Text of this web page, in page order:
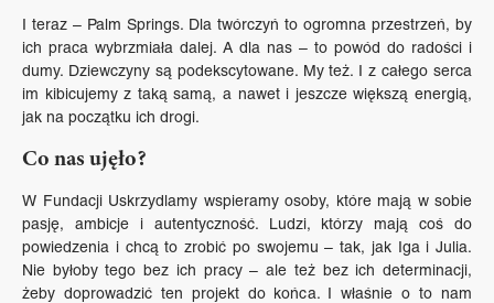
I teraz – Palm Springs. Dla twórczyń to ogromna przestrzeń, by
ich praca wybrzmiała dalej. A dla nas – to powód do radości i
dumy. Dziewczyny są podekscytowane. My też. I z całego serca
im kibicujemy z taką samą, a nawet i jeszcze większą energią,
jak na początku ich drogi.
Co nas ujęło?
W Fundacji Uskrzydlamy wspieramy osoby, które mają w sobie
pasję, ambicje i autentyczność. Ludzi, którzy mają coś do
powiedzenia i chcą to zrobić po swojemu – tak, jak Iga i Julia.
Nie byłoby tego bez ich pracy – ale też bez ich determinacji,
żeby doprowadzić ten projekt do końca. I właśnie o to nam